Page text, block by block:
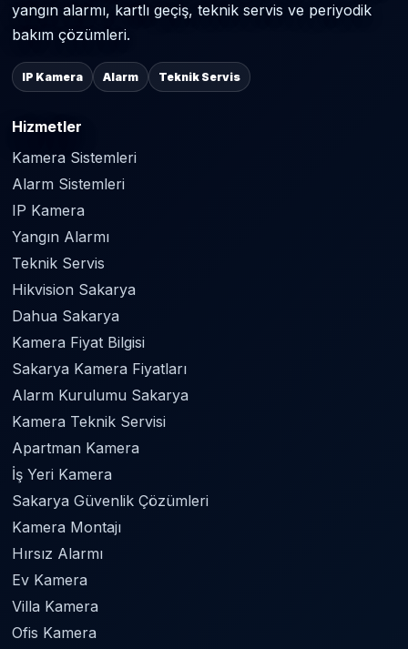
yangın alarmı, kartlı geçiş, teknik servis ve periyodik
bakım çözümleri.
IP Kamera Alarm Teknik Servis
Hizmetler
Kamera Sistemleri
Alarm Sistemleri
IP Kamera
Yangın Alarmı
Teknik Servis
Hikvision Sakarya
Dahua Sakarya
Kamera Fiyat Bilgisi
Sakarya Kamera Fiyatları
Alarm Kurulumu Sakarya
Kamera Teknik Servisi
Apartman Kamera
İş Yeri Kamera
Sakarya Güvenlik Çözümleri
Kamera Montajı
Hırsız Alarmı
Ev Kamera
Villa Kamera
Ofis Kamera